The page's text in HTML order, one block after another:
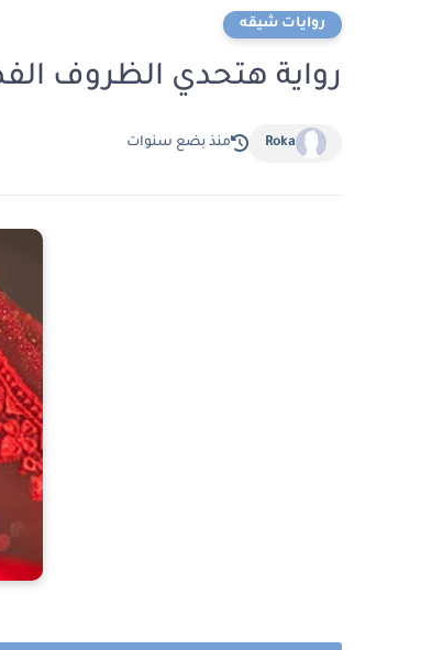
روايات شيقه
رواية هتحدي الظروف الفصل
Roka منذ بضع سنوات